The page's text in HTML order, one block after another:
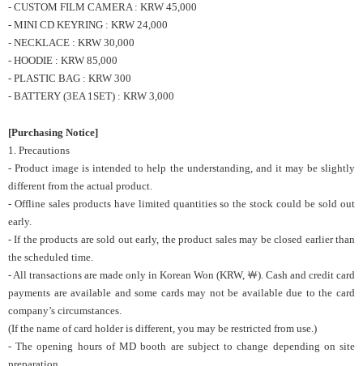
- CUSTOM FILM CAMERA : KRW 45,000
- MINI CD KEYRING : KRW 24,000
- NECKLACE : KRW 30,000
- HOODIE : KRW 85,000
- PLASTIC BAG : KRW 300
- BATTERY (3EA 1SET) : KRW 3,000
[Purchasing Notice]
1. Precautions
- Product image is intended to help the understanding, and it may be slightly
different from the actual product.
- Offline sales products have limited quantities so the stock could be sold out
early.
- If the products are sold out early, the product sales may be closed earlier than
the scheduled time.
- All transactions are made only in Korean Won (KRW, ￦). Cash and credit card
payments are available and some cards may not be available due to the card
company’s circumstances.
(If the name of card holder is different, you may be restricted from use.)
- The opening hours of MD booth are subject to change depending on site